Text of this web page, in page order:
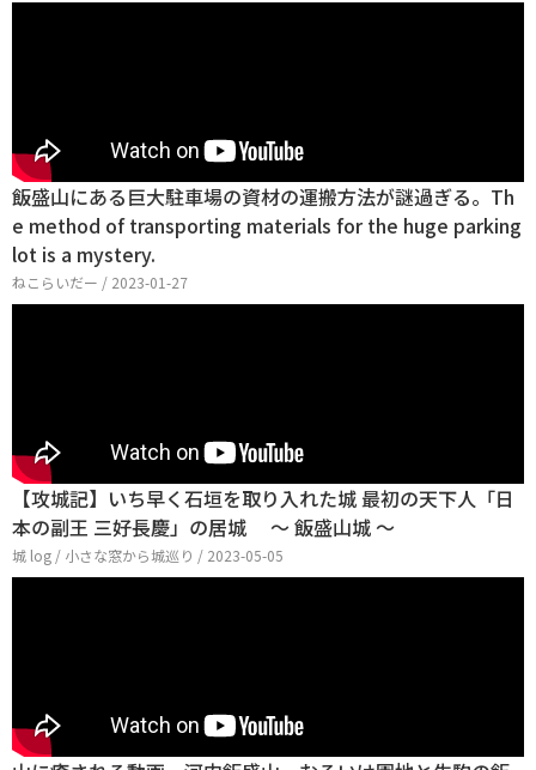
飯盛山にある巨大駐車場の資材の運搬方法が謎過ぎる。Th
e method of transporting materials for the huge parking
lot is a mystery.
ねこらいだー / 2023-01-27
【攻城記】いち早く石垣を取り入れた城 最初の天下人「日
本の副王 三好長慶」の居城 〜 飯盛山城 〜
城 log / 小さな窓から城巡り / 2023-05-05